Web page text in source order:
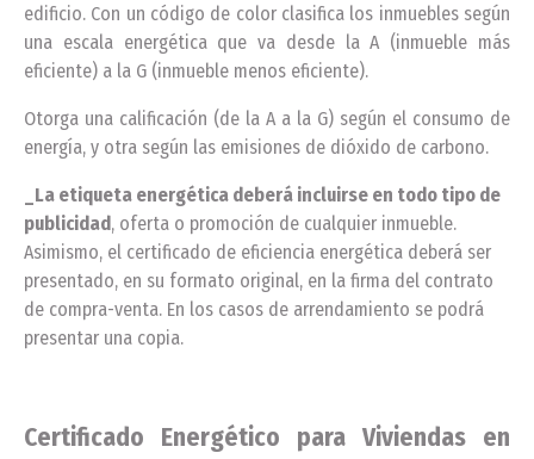
edificio. Con un código de color clasifica los inmuebles según
una escala energética que va desde la A (inmueble más
eficiente) a la G (inmueble menos eficiente).
Otorga una calificación (de la A a la G) según el consumo de
energía, y otra según las emisiones de dióxido de carbono.
_La etiqueta energética deberá incluirse en todo tipo de
publicidad, oferta o promoción de cualquier inmueble.
Asimismo, el certificado de eficiencia energética deberá ser
presentado, en su formato original, en la firma del contrato
de compra-venta. En los casos de arrendamiento se podrá
presentar una copia.
Certificado Energético para Viviendas en